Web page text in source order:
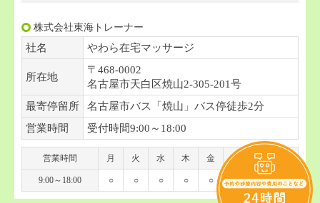
株式会社東海トレーナー
社名
やわら在宅マッサージ
所在地
〒468-0002
名古屋市天白区焼山2-305-201号
最寄停留所
名古屋市バス「焼山」バス停徒歩2分
営業時間
受付時間9:00～18:00
営業時間 月 火 水 木 金 土 日
9:00～18:00 ○ ○ ○ ○ ○ ○ - -